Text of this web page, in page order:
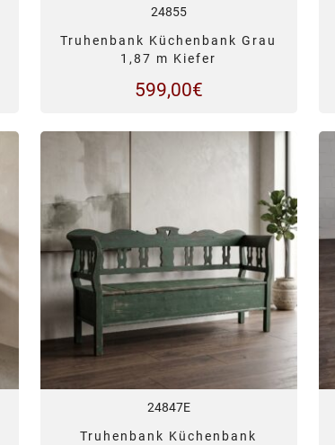
24855
Truhenbank Küchenbank Grau
1,87 m Kiefer
599,00€
24847E
Truhenbank Küchenbank